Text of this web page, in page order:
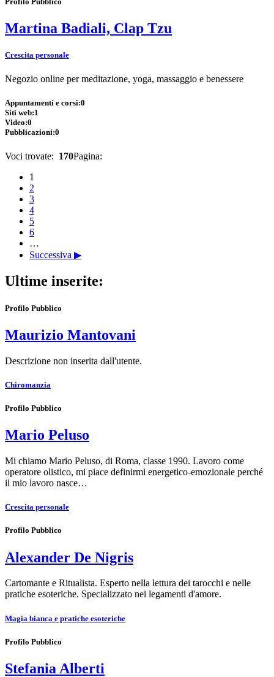
Martina Badiali, Clap Tzu
Crescita personale
Negozio online per meditazione, yoga, massaggio e benessere
Appuntamenti e corsi:0
Siti web:1
Video:0
Pubblicazioni:0
Voci trovate: 170Pagina:
1
2
3
4
5
6
…
Successiva ▶
Ultime inserite:
Profilo Pubblico
Maurizio Mantovani
Descrizione non inserita dall'utente.
Chiromanzia
Profilo Pubblico
Mario Peluso
Mi chiamo Mario Peluso, di Roma, classe 1990. Lavoro come
operatore olistico, mi piace definirmi energetico-emozionale perché
il mio lavoro nasce…
Crescita personale
Profilo Pubblico
Alexander De Nigris
Cartomante e Ritualista. Esperto nella lettura dei tarocchi e nelle
pratiche esoteriche. Specializzato nei legamenti d'amore.
Magia bianca e pratiche esoteriche
Profilo Pubblico
Stefania Alberti